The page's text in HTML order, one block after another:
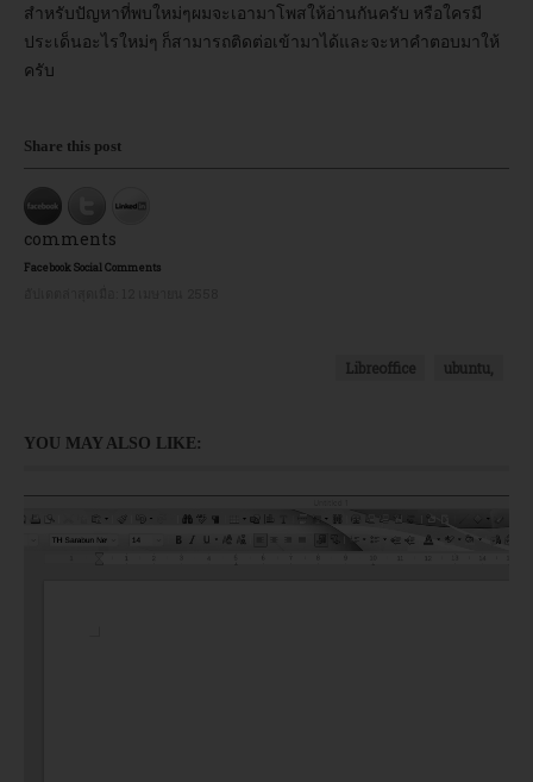
สำหรับปัญหาที่พบใหม่ๆผมจะเอามาโพสให้อ่านกันครับ หรือใครมี
ประเด็นอะไรใหม่ๆ ก็สามารถติดต่อเข้ามาได้และจะหาคำตอบมาให้
ครับ
Share this post
comments
Facebook Social Comments
Libreoffice ubuntu,
YOU MAY ALSO LIKE: